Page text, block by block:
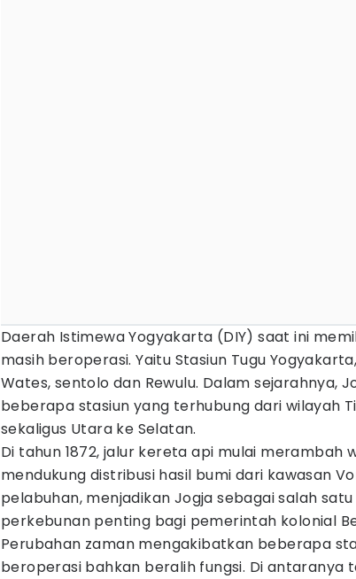
Daerah Istimewa Yogyakarta (DIY) saat ini
masih beroperasi. Yaitu Stasiun Tugu
Wates, sentolo dan Rewulu. Dalam sejarahnya,
beberapa stasiun yang terhubung dari wilayah
sekaligus Utara ke Selatan.
Di tahun 1872, jalur kereta api mulai merambah
mendukung distribusi hasil bumi dari kawasan
pelabuhan, menjadikan Jogja sebagai salah
perkebunan penting bagi pemerintah kolonial
Perubahan zaman mengakibatkan beberapa
beroperasi bahkan beralih fungsi. Di antaranya